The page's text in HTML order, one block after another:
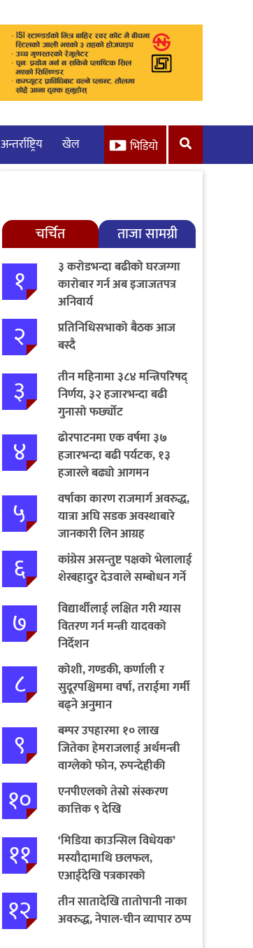
अन्तर्राष्ट्रिय खेल भिडियो
चर्चित ताजा सामग्री
१
३ करोडभन्दा बढीको घरजग्गा
कारोबार गर्न अब इजाजतपत्र
अनिवार्य
२
प्रतिनिधिसभाको बैठक आज
बस्दै
३
तीन महिनामा ३८४ मन्त्रिपरिषद्
निर्णय, ३२ हजारभन्दा बढी
गुनासो फर्छ्योट
४
ढोरपाटनमा एक वर्षमा ३७
हजारभन्दा बढी पर्यटक, १३
हजारले बढ्यो आगमन
५
वर्षाका कारण राजमार्ग अवरुद्ध,
यात्रा अघि सडक अवस्थाबारे
जानकारी लिन आग्रह
६
कांग्रेस असन्तुष्ट पक्षको भेलालाई
शेरबहादुर देउवाले सम्बोधन गर्ने
७
विद्यार्थीलाई लक्षित गरी ग्यास
वितरण गर्न मन्त्री यादवको
निर्देशन
८
कोशी, गण्डकी, कर्णाली र
सुदूरपश्चिममा वर्षा, तराईमा गर्मी
बढ्ने अनुमान
९
बम्पर उपहारमा १० लाख
जितेका हेमराजलाई अर्थमन्त्री
वाग्लेको फोन, रुपन्देहीकी
सपनाले जितिन् एक लाख
१०
एनपीएलको तेस्रो संस्करण
कात्तिक ९ देखि
११
‘मिडिया काउन्सिल विधेयक’
मस्यौदामाथि छलफल,
एआईदेखि पत्रकारको
लाइसेन्ससम्मका विषयमा
सुझाव
१२
तीन सातादेखि तातोपानी नाका
अवरुद्ध, नेपाल-चीन व्यापार ठप्प